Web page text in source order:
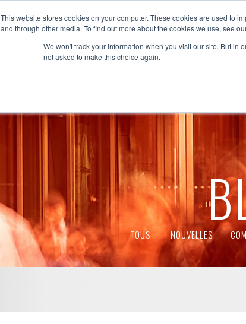
This website stores cookies on your computer. These cookies are used to
and through other media. To find out more about the cookies we use, see
We won't track your information when you visit our site. But in
not asked to make this choice again.
ACCUEIL
TOUS NOUVELLES